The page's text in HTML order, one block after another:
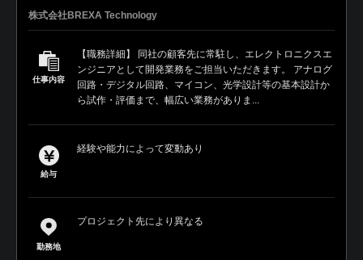
株式会社BREXA Technology
仕事内容
【職務詳細】 同社の顧客先に常駐し、エレクトロニクスエ
ンジニアとして開発業務をご担当いただきます。 アナログ
回路・デジタル回路、マイコン、光学設計等の基本設計か
ら試作・評価まで、幅広い業務がありま...
給与
経験や能力によって変動あり
勤務地
プロジェクト先により異なる